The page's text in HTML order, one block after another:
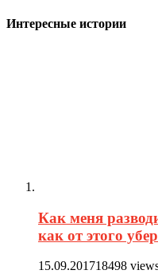
Интересные истории
Как меня
как от этого
15.09.201718498